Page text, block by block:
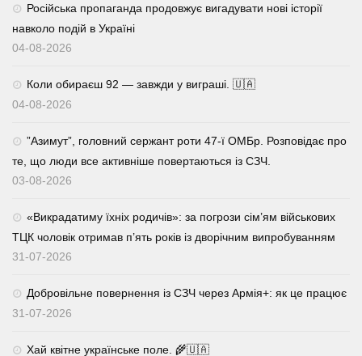
Російська пропаганда продовжує вигадувати нові історії
навколо подій в Україні
04-08-2026
Коли обираєш 92 — завжди у виграші. 🇺🇦
04-08-2026
⁨”Азимут”, головний сержант роти 47-ї ОМБр. Розповідає про
те, що люди все активніше повертаються із СЗЧ.
03-08-2026
«Викрадатиму їхніх родичів»: за погрози сім’ям військових
ТЦК чоловік отримав п’ять років із дворічним випробуванням
31-07-2026
Добровільне повернення із СЗЧ через Армія+: як це працює
31-07-2026
Хай квітне українське поле. 🌾🇺🇦